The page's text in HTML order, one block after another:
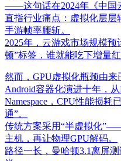
——这句话在2024年《中国
直指行业痛点：虚拟化层层
手游帧率腰斩。
2025年，云游戏市场规模预
顿”标签，谁就能吃下增量红
然而，GPU虚拟化瓶颈由来
Android容器化演进十年，
Namespace，CPU性能损耗
通”。
传统方案采用“半虚拟化
主机，再让物理GPU解码。
路径一长，曼哈顿3.1离屏